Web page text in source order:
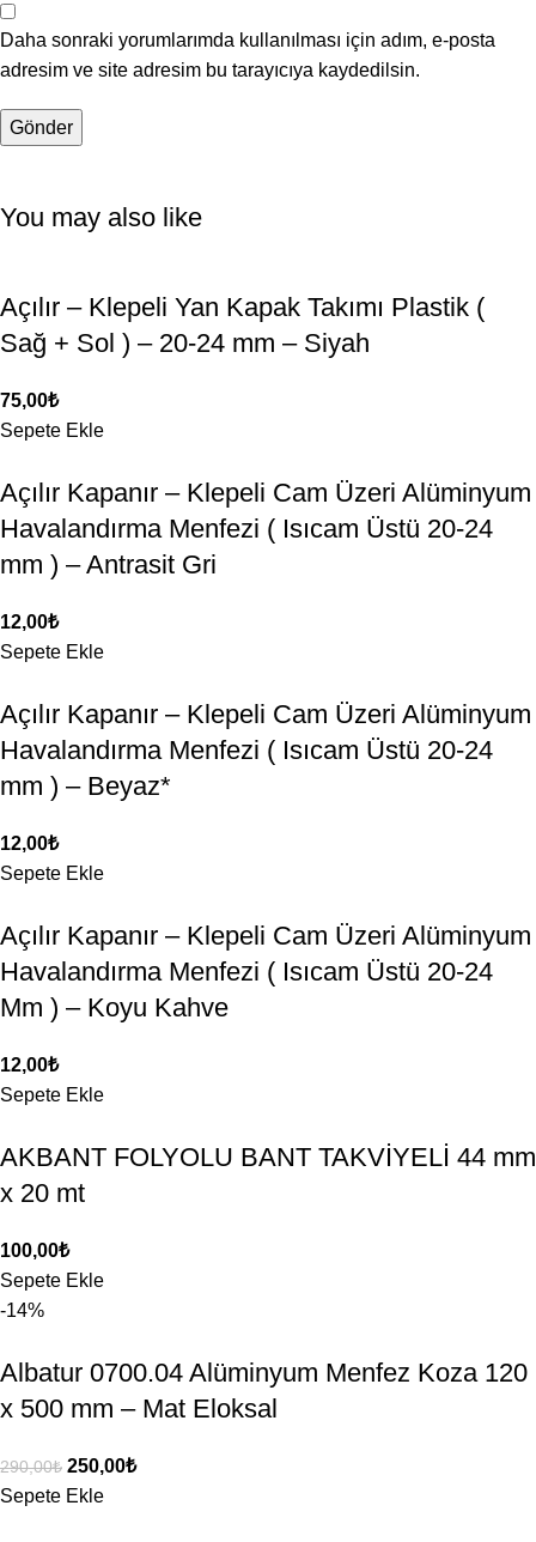
Daha sonraki yorumlarımda kullanılması için adım, e-posta
adresim ve site adresim bu tarayıcıya kaydedilsin.
You may also like
Açılır – Klepeli Yan Kapak Takımı Plastik (
Sağ + Sol ) – 20-24 mm – Siyah
75,00₺
Sepete Ekle
Açılır Kapanır – Klepeli Cam Üzeri Alüminyum
Havalandırma Menfezi ( Isıcam Üstü 20-24
mm ) – Antrasit Gri
12,00₺
Sepete Ekle
Açılır Kapanır – Klepeli Cam Üzeri Alüminyum
Havalandırma Menfezi ( Isıcam Üstü 20-24
mm ) – Beyaz*
12,00₺
Sepete Ekle
Açılır Kapanır – Klepeli Cam Üzeri Alüminyum
Havalandırma Menfezi ( Isıcam Üstü 20-24
Mm ) – Koyu Kahve
12,00₺
Sepete Ekle
AKBANT FOLYOLU BANT TAKVİYELİ 44 mm
x 20 mt
100,00₺
Sepete Ekle
-14%
Albatur 0700.04 Alüminyum Menfez Koza 120
x 500 mm – Mat Eloksal
290,00₺ 250,00₺
Sepete Ekle